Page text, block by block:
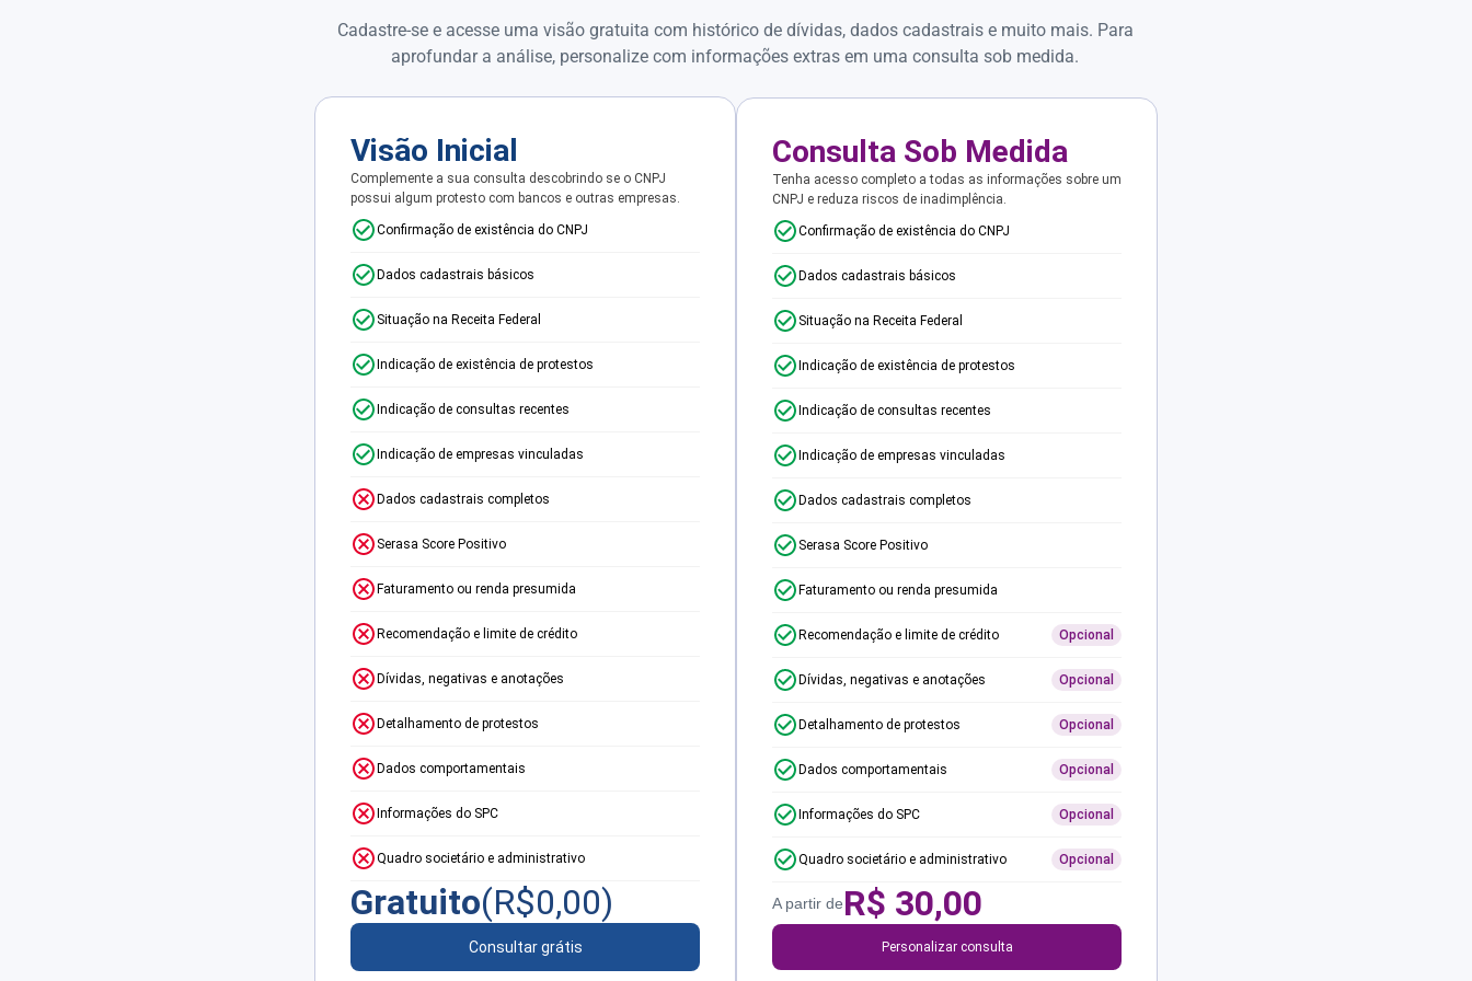
Cadastre-se e acesse uma visão gratuita com histórico de dívidas, dados cadastrais e muito mais. Para
aprofundar a análise, personalize com informações extras em uma consulta sob medida.
Visão Inicial
Complemente a sua consulta descobrindo se o CNPJ
possui algum protesto com bancos e outras empresas.
Confirmação de existência do CNPJ
Dados cadastrais básicos
Situação na Receita Federal
Indicação de existência de protestos
Indicação de consultas recentes
Indicação de empresas vinculadas
Dados cadastrais completos
Serasa Score Positivo
Faturamento ou renda presumida
Recomendação e limite de crédito
Dívidas, negativas e anotações
Detalhamento de protestos
Dados comportamentais
Informações do SPC
Quadro societário e administrativo
Gratuito(R$0,00)
Consultar grátis
Consulta Sob Medida
Tenha acesso completo a todas as informações sobre um
CNPJ e reduza riscos de inadimplência.
Confirmação de existência do CNPJ
Dados cadastrais básicos
Situação na Receita Federal
Indicação de existência de protestos
Indicação de consultas recentes
Indicação de empresas vinculadas
Dados cadastrais completos
Serasa Score Positivo
Faturamento ou renda presumida
Recomendação e limite de crédito Opcional
Dívidas, negativas e anotações Opcional
Detalhamento de protestos Opcional
Dados comportamentais Opcional
Informações do SPC Opcional
Quadro societário e administrativo Opcional
A partir deR$ 30,00
Personalizar consulta